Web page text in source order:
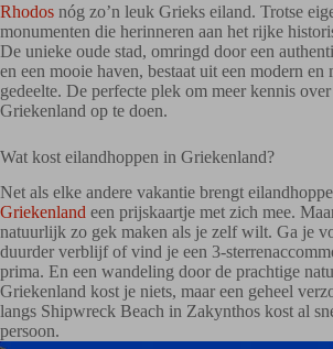
Rhodos nóg zo’n leuk Grieks eiland. Trotse
monumenten die herinneren aan het rijke
De unieke oude stad, omringd door een
en een mooie haven, bestaat uit een modern en
gedeelte. De perfecte plek om meer kennis
Griekenland op te doen.
Wat kost eilandhoppen in Griekenland?
Net als elke andere vakantie brengt
Griekenland een prijskaartje met zich mee.
natuurlijk zo gek maken als je zelf wilt. Ga je
duurder verblijf of vind je een 3-
prima. En een wandeling door de prachtige
Griekenland kost je niets, maar een geheel
langs Shipwreck Beach in Zakynthos kost al
persoon.